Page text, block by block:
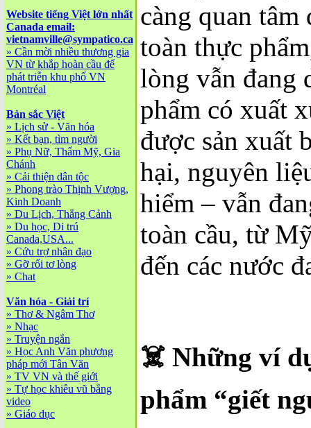
Website tiếng Việt lớn nhất
Canada email:
vietnamville@sympatico.ca
» Cần mời nhiều thương gia
VN từ khắp hoàn cầu để
phát triễn khu phố VN
Montréal
Bản sắc Việt
» Lịch sử - Văn hóa
» Kết bạn, tìm người
» Phụ Nữ, Thẩm Mỹ, Gia
Chánh
» Cải thiện dân tộc
» Phong trào Thịnh Vượng,
Kinh Doanh
» Du Lịch, Thắng Cảnh
» Du học, Di trú
Canada,USA...
» Cứu trợ nhân đạo
» Gỡ rối tơ lòng
» Chat
Văn hóa - Giải trí
» Thơ & Ngâm Thơ
» Nhạc
» Truyện ngắn
» Học Anh Văn phương
pháp mới Tân Văn
» TV VN và thế giới
» Tự học khiêu vũ bằng
video
» Giáo dục
càng quan tâm
toàn thực
lòng vẫn đang
phẩm có xuất
được sản xuất
hại, nguyên
hiểm – vẫn
toàn cầu, từ
đến các nước
☠️ Những ví
phẩm “giết